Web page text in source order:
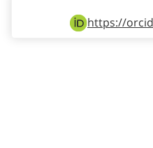
https://